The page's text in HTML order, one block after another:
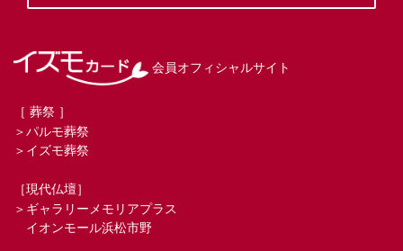
会員オフィシャルサイト
［ 葬祭 ］
＞パルモ葬祭
＞イズモ葬祭
［現代仏壇］
＞ギャラリーメモリアプラス
イオンモール浜松市野